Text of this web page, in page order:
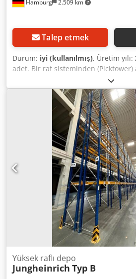
Hamburg 2.509 km
Talep etmek
Durum: iyi (kullanılmış), Üretim yılı:
adet. Bir raf sisteminden (Picktower)
yaklaşık 7 – 8 metre yüksekliğinde,
başına çerçeve fiyatı: 10,00 € (KDV
sökülmüş, paketlenmiş ve
durumunda, 7 adet raf taşıma
sistemi (Picktower) mevcuttur! Fiyat
verilecektir. Üretici: Stow Tip: 32
Çerçevenin derinliği: yaklaşık 1,40 m
Hsf Çerçevenin yüksekliği: yaklaşık 7
henüz belirlenmesi gerekiyor)
yaklaşık 12 cm Yaklaşık 200 adet,
tarihi: yaklaşık 2026 yılının 4.
Yüksek raflı depo
Jungheinrich Typ B